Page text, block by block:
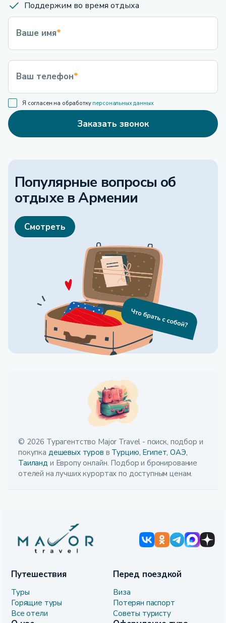
Поддержим во время отдыха
Ваше имя*
Ваш телефон*
Я согласен на обработку персональных данных
Заказать звонок
Популярные вопросы об
отдыхе в Армении
Смотреть
© 2026 Турагентство Major Travel - поиск, подбор и
покупка дешевых туров в Турцию, Египет, ОАЭ,
Таиланд и Европу онлайн. Подбор и бронирование
отелей на лучших курортах по доступным ценам.
Путешествия
Туры
Горящие туры
Все отели
Перед поездкой
Виза
Потерян паспорт
Советы туристу